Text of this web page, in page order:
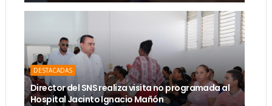
DESTACADAS
Director del SNS realiza visita no programada al
Hospital Jacinto Ignacio Mañón